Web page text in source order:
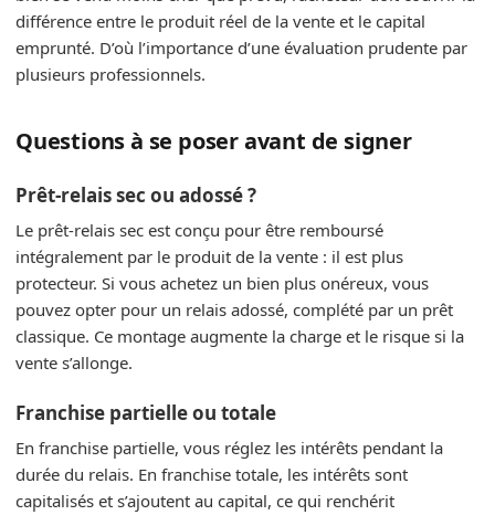
différence entre le produit réel de la vente et le capital
emprunté. D’où l’importance d’une évaluation prudente par
plusieurs professionnels.
Questions à se poser avant de signer
Prêt‑relais sec ou adossé ?
Le prêt‑relais sec est conçu pour être remboursé
intégralement par le produit de la vente : il est plus
protecteur. Si vous achetez un bien plus onéreux, vous
pouvez opter pour un relais adossé, complété par un prêt
classique. Ce montage augmente la charge et le risque si la
vente s’allonge.
Franchise partielle ou totale
En franchise partielle, vous réglez les intérêts pendant la
durée du relais. En franchise totale, les intérêts sont
capitalisés et s’ajoutent au capital, ce qui renchérit